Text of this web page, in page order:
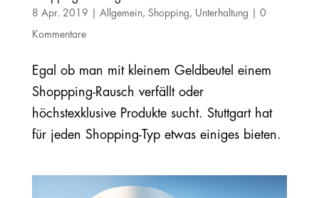
8 Apr. 2019 Allgemein, Shopping , Unterhaltung 0
Kommentare
Egal ob man mit kleinem Geldbeutel einem
Shoppping-Rausch verfällt oder
höchstexklusive Produkte sucht. Stuttgart hat
für jeden Shopping-Typ etwas einiges bieten.